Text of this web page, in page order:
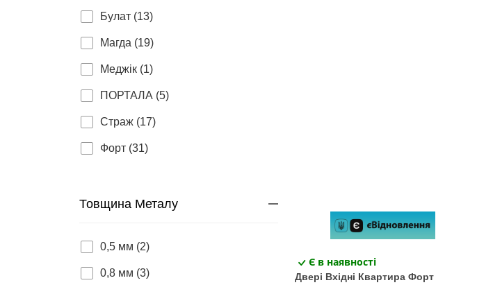
Булат (13)
Магда (19)
Меджік (1)
ПОРТАЛА (5)
Страж (17)
Форт (31)
Товщина Металу
0,5 мм (2)
0,8 мм (3)
Є в наявності
Двері Вхідні Квартира Форт